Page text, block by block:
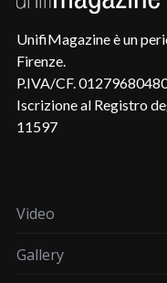
UnifiMagazine è un
Firenze.
P.IVA/CF.
Iscrizione al Registro
11597
Video
Gallery